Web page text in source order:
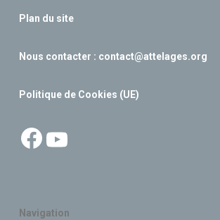
Plan du site
Nous contacter : contact@attelages.org
Politique de Cookies (UE)
Facebook
Navigation